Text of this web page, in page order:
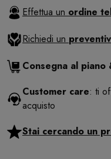
Effettua un ordine
Richiedi un
Consegna al piano
Customer care: ti
acquisto
Stai cercando un